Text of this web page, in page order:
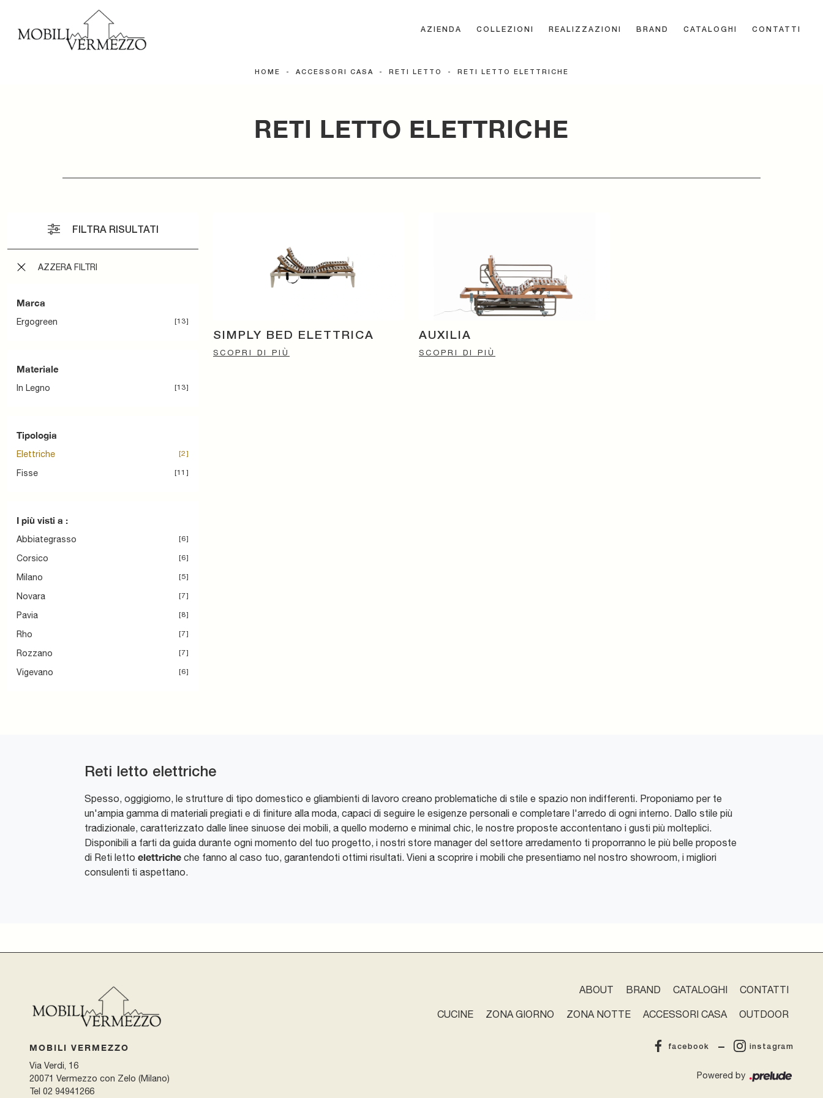
AZIENDA COLLEZIONI REALIZZAZIONI BRAND CATALOGHI CONTATTI
HOME - ACCESSORI CASA - RETI LETTO - RETI LETTO ELETTRICHE
RETI LETTO ELETTRICHE
FILTRA RISULTATI
AZZERA FILTRI
Marca
Ergogreen 13
Materiale
In Legno 13
Tipologia
Elettriche 2
Fisse 11
I più visti a :
Abbiategrasso 6
Corsico 6
Milano 5
Novara 7
Pavia 8
Rho 7
Rozzano 7
Vigevano 6
SIMPLY BED ELETTRICA
SCOPRI DI PIÙ
AUXILIA
SCOPRI DI PIÙ
Reti letto elettriche
Spesso, oggigiorno, le strutture di tipo domestico e gliambienti di lavoro creano problematiche di stile e spazio non indifferenti. Proponiamo per te
un'ampia gamma di materiali pregiati e di finiture alla moda, capaci di seguire le esigenze personali e completare l'arredo di ogni interno. Dallo stile più
tradizionale, caratterizzato dalle linee sinuose dei mobili, a quello moderno e minimal chic, le nostre proposte accontentano i gusti più molteplici.
Disponibili a farti da guida durante ogni momento del tuo progetto, i nostri store manager del settore arredamento ti proporranno le più belle proposte
di Reti letto elettriche che fanno al caso tuo, garantendoti ottimi risultati. Vieni a scoprire i mobili che presentiamo nel nostro showroom, i migliori
consulenti ti aspettano.
ABOUT BRAND CATALOGHI CONTATTI
CUCINE ZONA GIORNO ZONA NOTTE ACCESSORI CASA OUTDOOR
MOBILI VERMEZZO
Via Verdi, 16
20071 Vermezzo con Zelo (Milano)
Tel 02 94941266
facebook instagram
Powered by